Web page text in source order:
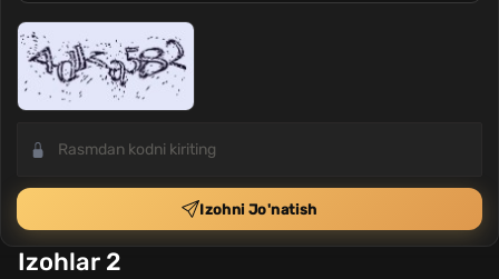
Izohni Jo'natish
Izohlar 2